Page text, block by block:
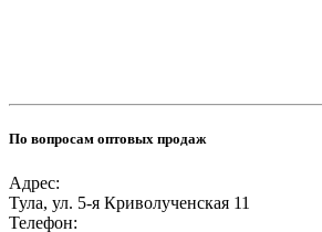
По вопросам оптовых продаж
Адрес:
Тула, ул. 5-я Криволученская 11
Телефон: